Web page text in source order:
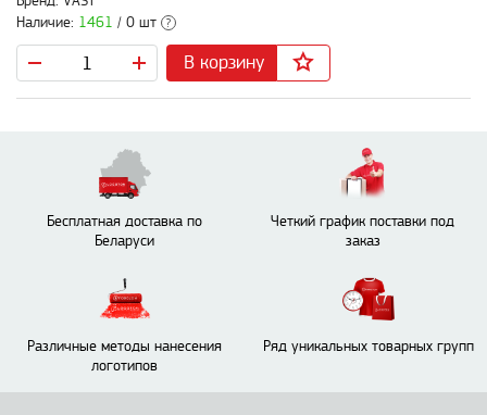
Наличие: 1461 / 0 шт ?
В корзину
Бесплатная доставка по
Беларуси
Четкий график поставки под
заказ
Различные методы нанесения
логотипов
Ряд уникальных товарных групп